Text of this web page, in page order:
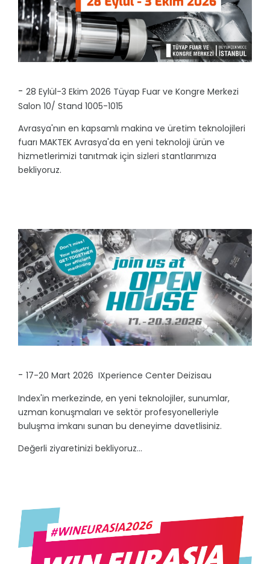
- 28 Eylül-3 Ekim 2026 Tüyap Fuar ve Kongre Merkezi
Salon 10/ Stand 1005-1015
Avrasya'nın en kapsamlı makina ve üretim teknolojileri
fuarı MAKTEK Avrasya'da en yeni teknoloji ürün ve
hizmetlerimizi tanıtmak için sizleri stantlarımıza
bekliyoruz.
- 17-20 Mart 2026 IXperience Center Deizisau
Index'in merkezinde, en yeni teknolojiler, sunumlar,
uzman konuşmaları ve sektör profesyonelleriyle
buluşma imkanı sunan bu deneyime davetlisiniz.
Değerli ziyaretinizi bekliyoruz...